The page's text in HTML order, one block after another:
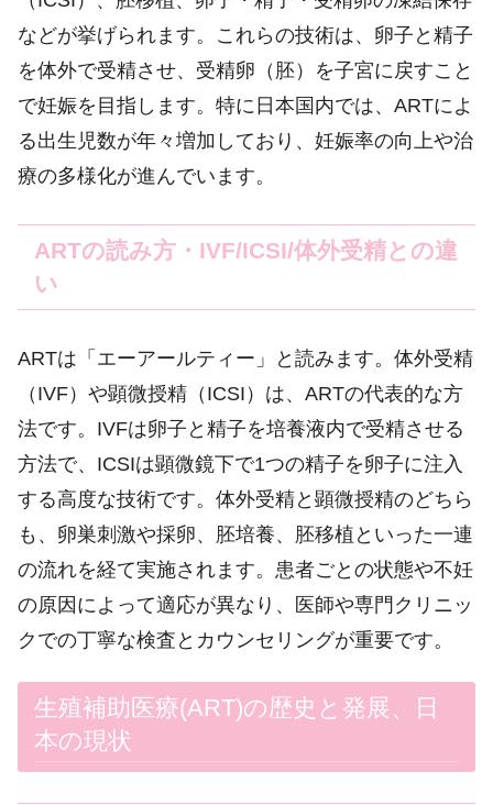
などが挙げられます。これらの技術は、卵子と精子
を体外で受精させ、受精卵（胚）を子宮に戻すこと
で妊娠を目指します。特に日本国内では、ARTによ
る出生児数が年々増加しており、妊娠率の向上や治
療の多様化が進んでいます。
ARTの読み方・IVF/ICSI/体外受精との違
い
ARTは「エーアールティー」と読みます。体外受精
（IVF）や顕微授精（ICSI）は、ARTの代表的な方
法です。IVFは卵子と精子を培養液内で受精させる
方法で、ICSIは顕微鏡下で1つの精子を卵子に注入
する高度な技術です。体外受精と顕微授精のどちら
も、卵巣刺激や採卵、胚培養、胚移植といった一連
の流れを経て実施されます。患者ごとの状態や不妊
の原因によって適応が異なり、医師や専門クリニッ
クでの丁寧な検査とカウンセリングが重要です。
生殖補助医療(ART)の歴史と発展、日
本の現状